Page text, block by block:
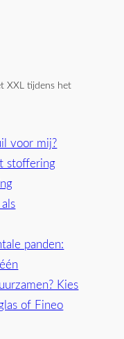
XXL tijdens het
voor mij?
stoffering
panden:
Kies
of Fineo